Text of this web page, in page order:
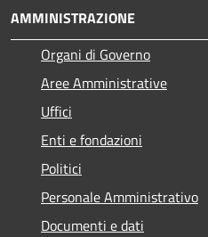
AMMINISTRAZIONE
Organi di Governo
Aree Amministrative
Uffici
Enti e fondazioni
Politici
Personale Amministrativo
Documenti e dati